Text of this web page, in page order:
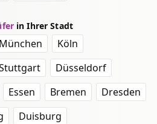
in Ihrer Stadt
München
Köln
Düsseldorf
Essen Bremen
Dresden
Duisburg